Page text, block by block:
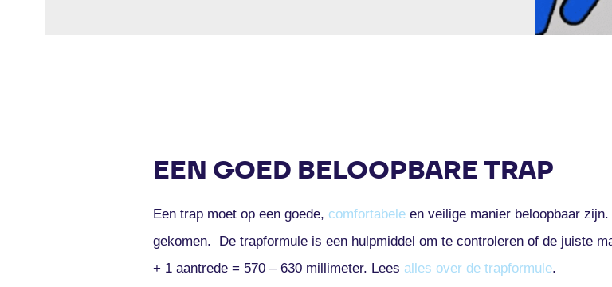
EEN GOED BELOOPBARE TRAP
Een trap moet op een goede, comfortabele en veilige manier beloopbaar
gekomen. De trapformule is een hulpmiddel om te controleren of de juiste
+ 1 aantrede = 570 – 630 millimeter. Lees alles over de trapformule.